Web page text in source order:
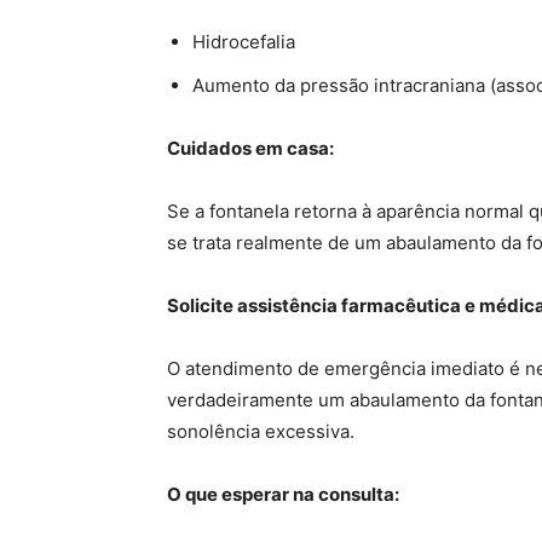
Hidrocefalia
Aumento da pressão intracraniana
Cuidados em casa:
Se a fontanela retorna à aparência normal
se trata realmente de um abaulamento da
Solicite assistência farmacêutica e
O atendimento de emergência imediato é
verdadeiramente um abaulamento da
sonolência excessiva.
O que esperar na consulta: